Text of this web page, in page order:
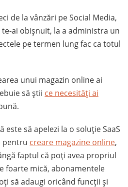
de la vânzări pe Social Media,
ai obișnuit, la a administra un
pe termen lung fac ca totul
unui magazin online ai
să știi ce necesități ai
este să apelezi la o soluție SaaS
pentru creare magazine online,
faptul că poți avea propriul
foarte mică, abonamentele
să adaugi oricând funcții și